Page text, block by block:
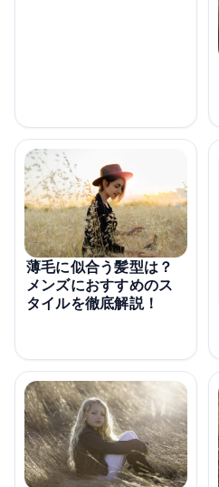
薄毛に似合う髪型は？
メンズにおすすめのス
タイルを徹底解説！